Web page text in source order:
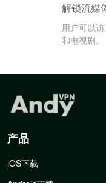
解锁流媒
用户可以
和电视剧。
产品
iOS下载